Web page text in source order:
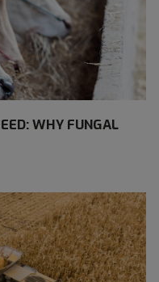
WHY FUNGAL